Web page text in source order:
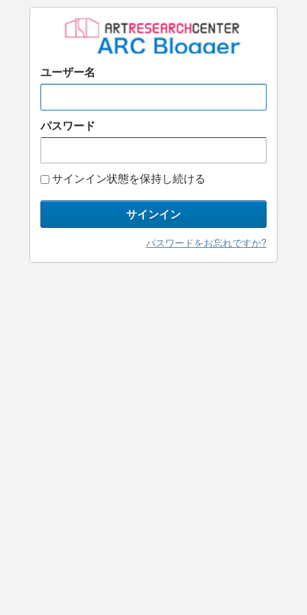
ユーザー名
パスワード
サインイン状態を保持し続ける
サインイン
パスワードをお忘れですか?